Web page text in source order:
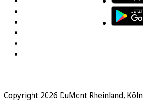
Copyright 2026 DuMont Rheinland, Köln